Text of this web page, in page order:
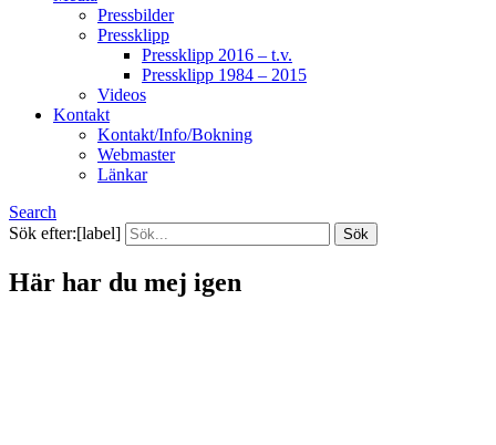
Pressbilder
Pressklipp
Pressklipp 2016 – t.v.
Pressklipp 1984 – 2015
Videos
Kontakt
Kontakt/Info/Bokning
Webmaster
Länkar
Search
Sök efter:[label]
Här har du mej igen